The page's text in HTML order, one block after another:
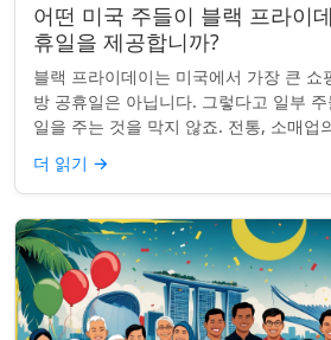
어떤 미국 주들이 블랙 프라이
휴일을 제공합니까?
블랙 프라이데이는 미국에서 가장 큰 쇼
방 공휴일은 아닙니다. 그렇다고 일부
일을 주는 것을 막지 않죠. 전통, 소매업
수감사절을 연장하는 것과 관...
더 읽기 →